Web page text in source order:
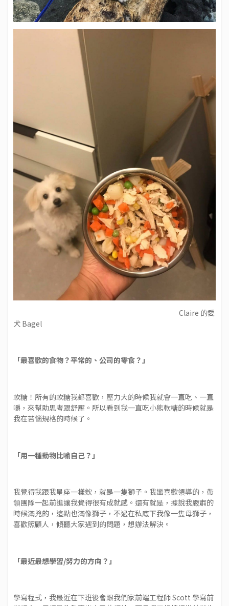
Claire 的愛
犬 Bagel
「最喜歡的食物？平常的、公司的零食？」
軟糖！所有的軟糖我都喜歡，壓力大的時候我就會一直吃、一直
嚼，來幫助思考跟舒壓。所以看到我一直吃小熊軟糖的時候就是
我在苦惱規格的時候了。
「用一種動物比喻自己？」
我覺得我跟我星座一樣欸，就是一隻獅子。我蠻喜歡領導的，帶
領團隊一起前進讓我覺得很有成就感。還有就是，據說我嚴肅的
時候滿兇的，這點也滿像獅子，不過在私底下我像一隻母獅子，
喜歡照顧人，傾聽大家遇到的問題，想辦法解決。
「最近最想學習/努力的方向？」
學寫程式，我最近在下班後會跟我們家前端工程師 Scott 學寫前